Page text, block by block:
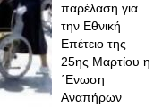
παρέλαση για
την Εθνική
Επέτειο της
25ης Μαρτίου η
΄Ενωση
Αναπήρων